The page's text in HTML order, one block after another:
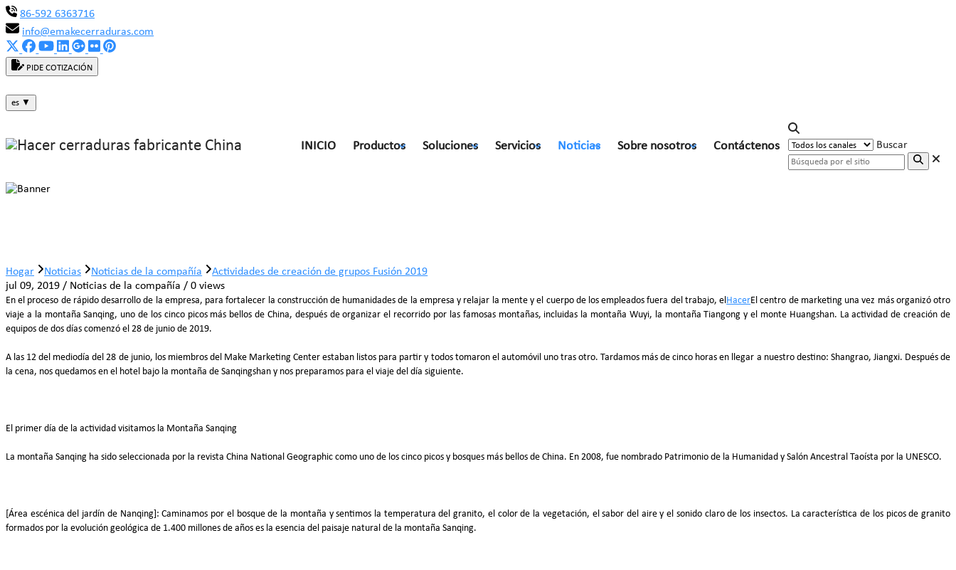
86-592 6363716
info@emakecerraduras.com
PIDE COTIZACIÓN
es ▼
INICIO Productos Soluciones Servicios Noticias Sobre nosotros Contáctenos Buscar
Hogar Noticias Noticias de la compañía
Actividades de creación de grupos Fusión 2019
jul 09, 2019 / Noticias de la compañía / 0 views
En el proceso de rápido desarrollo de la empresa, para fortalecer la construcción de humanidades de la empresa y relajar la mente y el cuerpo de los empleados fuera del trabajo, elHacerEl centro de marketing una vez más organizó otro
viaje a la montaña Sanqing, uno de los cinco picos más bellos de China, después de organizar el recorrido por las famosas montañas, incluidas la montaña Wuyi, la montaña Tiangong y el monte Huangshan. La actividad de creación de
equipos de dos días comenzó el 28 de junio de 2019.
A las 12 del mediodía del 28 de junio, los miembros del Make Marketing Center estaban listos para partir y todos tomaron el automóvil uno tras otro. Tardamos más de cinco horas en llegar a nuestro destino: Shangrao, Jiangxi. Después de
la cena, nos quedamos en el hotel bajo la montaña de Sanqingshan y nos preparamos para el viaje del día siguiente.
El primer día de la actividad visitamos la Montaña Sanqing
La montaña Sanqing ha sido seleccionada por la revista China National Geographic como uno de los cinco picos y bosques más bellos de China. En 2008, fue nombrado Patrimonio de la Humanidad y Salón Ancestral Taoísta por la UNESCO.
[Área escénica del jardín de Nanqing]: Caminamos por el bosque de la montaña y sentimos la temperatura del granito, el color de la vegetación, el sabor del aire y el sonido claro de los insectos. La característica de los picos de granito
formados por la evolución geológica de 1.400 millones de años es la esencia del paisaje natural de la montaña Sanqing.